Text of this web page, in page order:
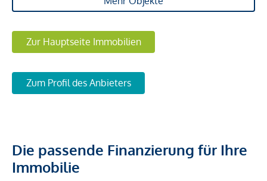
Zur Hauptseite Immobilien
Zum Profil des Anbieters
Die passende Finanzierung für Ihre
Immobilie